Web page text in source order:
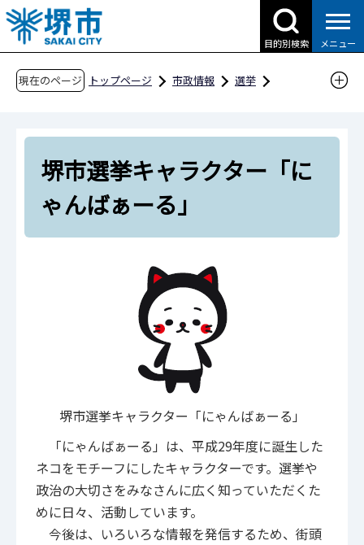
こ
の
ペ
目的別検索 メニュー
現在のページ トップページ 市政情報
選挙
堺市選挙キャラクター「にゃんばぁーる」
堺市選挙キャラクター「に
ゃんばぁーる」
堺市選挙キャラクター「にゃんばぁーる」
「にゃんばぁーる」は、平成29年度に誕生した
ネコをモチーフにしたキャラクターです。選挙や
政治の大切さをみなさんに広く知っていただくた
めに日々、活動しています。
今後は、いろいろな情報を発信するため、街頭